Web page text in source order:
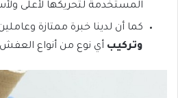
المستخدمة لتحريكها لأعلى
كما أن لدينا خبرة ممتازة
وتركيب أي نوع من أنواع